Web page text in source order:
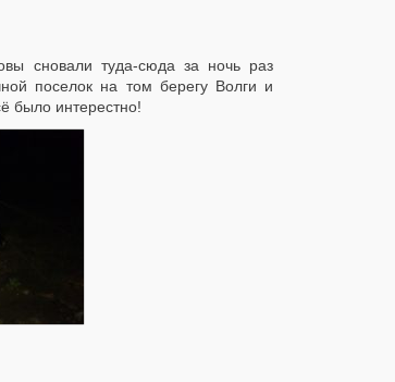
сновали туда-сюда за ночь раз
поселок на том берегу Волги и
было интерестно!